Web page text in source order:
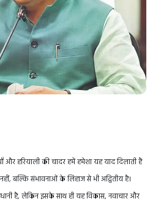
और हरियाली की चादर हमें हमेशा यह याद दिलाती हैं
बल्कि संभावनाओं के लिहाज से भी अद्वितीय है।
है, लेकिन इसके साथ ही यह विकास, नवाचार और